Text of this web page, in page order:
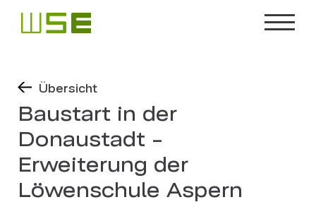
Übersicht
Baustart in der
Donaustadt -
Erweiterung der
Löwenschule Aspern